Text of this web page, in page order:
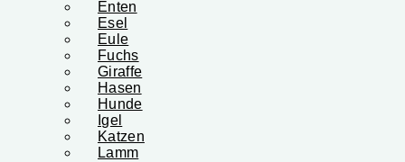
Enten
Esel
Eule
Fuchs
Giraffe
Hasen
Hunde
Igel
Katzen
Lamm